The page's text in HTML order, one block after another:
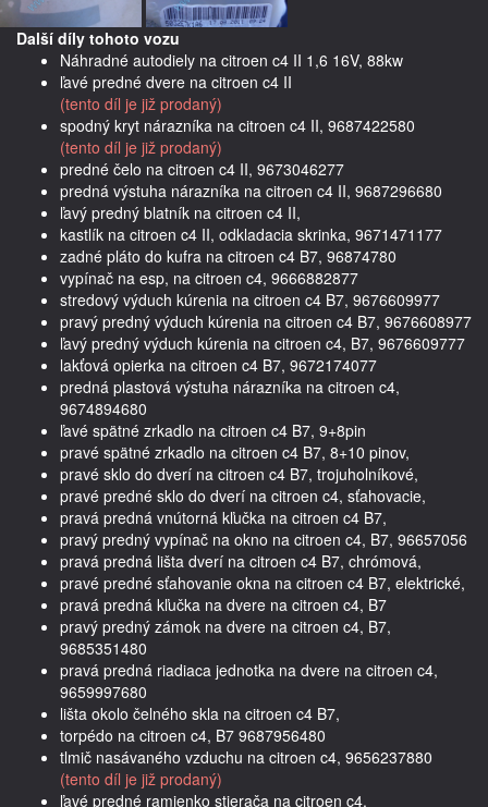
Další díly tohoto vozu
Náhradné autodiely na citroen c4 II 1,6 16V, 88kw
ľavé predné dvere na citroen c4 II
(tento díl je již prodaný)
spodný kryt nárazníka na citroen c4 II, 9687422580
(tento díl je již prodaný)
predné čelo na citroen c4 II, 9673046277
predná výstuha nárazníka na citroen c4 II, 9687296680
ľavý predný blatník na citroen c4 II,
kastlík na citroen c4 II, odkladacia skrinka, 9671471177
zadné pláto do kufra na citroen c4 B7, 96874780
vypínač na esp, na citroen c4, 9666882877
stredový výduch kúrenia na citroen c4 B7, 9676609977
pravý predný výduch kúrenia na citroen c4 B7, 9676608977
ľavý predný výduch kúrenia na citroen c4, B7, 9676609777
lakťová opierka na citroen c4 B7, 9672174077
predná plastová výstuha nárazníka na citroen c4,
9674894680
ľavé spätné zrkadlo na citroen c4 B7, 9+8pin
pravé spätné zrkadlo na citroen c4 B7, 8+10 pinov,
pravé sklo do dverí na citroen c4 B7, trojuholníkové,
pravé predné sklo do dverí na citroen c4, sťahovacie,
pravá predná vnútorná kľučka na citroen c4 B7,
pravý predný vypínač na okno na citroen c4, B7, 96657056
pravá predná lišta dverí na citroen c4 B7, chrómová,
pravé predné sťahovanie okna na citroen c4 B7, elektrické,
pravá predná kľučka na dvere na citroen c4, B7
pravý predný zámok na dvere na citroen c4, B7,
9685351480
pravá predná riadiaca jednotka na dvere na citroen c4,
9659997680
lišta okolo čelného skla na citroen c4 B7,
torpédo na citroen c4, B7 9687956480
tlmič nasávaného vzduchu na citroen c4, 9656237880
(tento díl je již prodaný)
ľavé predné ramienko stierača na citroen c4,